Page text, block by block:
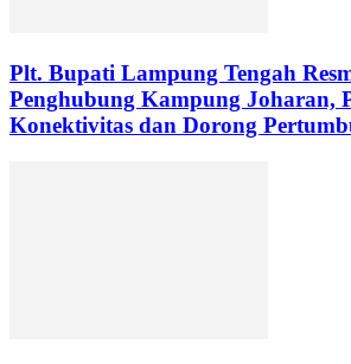
Plt. Bupati Lampung Tengah
Penghubung Kampung Joharan,
Konektivitas dan Dorong